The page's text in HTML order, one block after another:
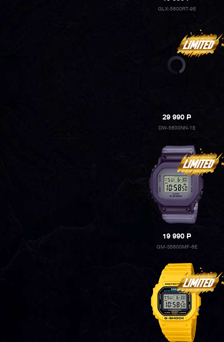
GLX-5600RT-9E
29 990P
DW-5600NN-1E
19 990P
GM-S5600MF-6E